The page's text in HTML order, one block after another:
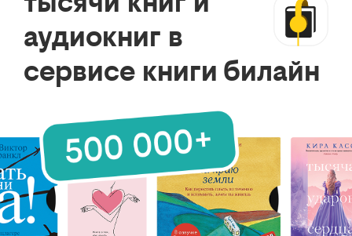
аудиокниг в
сервисе книги билайн